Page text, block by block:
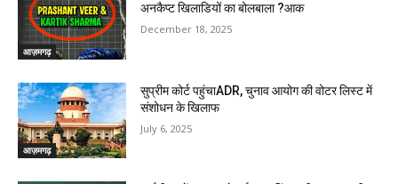
आज़मगढ़
अनकैप्ट खिलाडियों का बोलबाला ?आक
December 18, 2025
आज़मगढ़
सुप्रीम कोर्ट पहुंचाADR, चुनाव आयोग की वोटर लिस्ट में
संशोधन के खिलाफ
July 6, 2025